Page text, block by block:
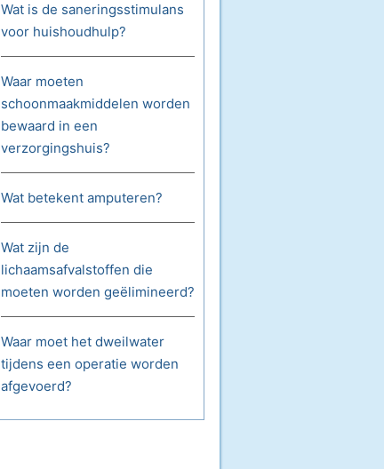
Wat is de saneringsstimulans
voor huishoudhulp?
Waar moeten
schoonmaakmiddelen worden
bewaard in een
verzorgingshuis?
Wat betekent amputeren?
Wat zijn de
lichaamsafvalstoffen die
moeten worden geëlimineerd?
Waar moet het dweilwater
tijdens een operatie worden
afgevoerd?